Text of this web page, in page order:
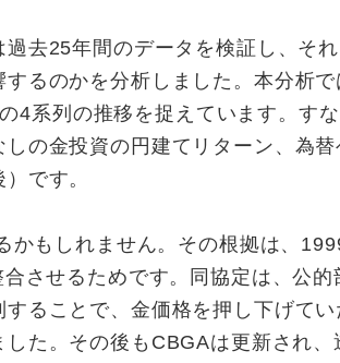
去25年間のデータを検証し、そ
るのかを分析しました。本分析
4系列の推移を捉えています。す
の金投資の円建てリターン、為
です。
もしれません。その根拠は、
させるためです。同協定は、公的
ることで、金価格を押し下げて
た。その後もCBGAは更新され、